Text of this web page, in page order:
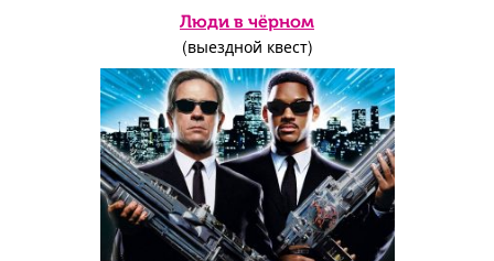
Люди в чёрном
(выездной квест)